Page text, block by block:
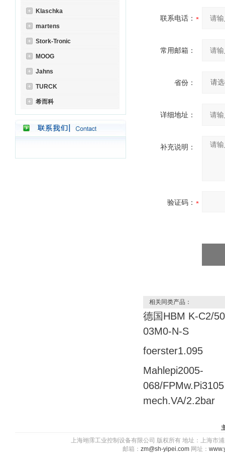
Klaschka
martens
Stork-Tronic
MOOG
Jahns
TURCK
希而科
联系电话：
常用邮箱：
省份：
详细地址：
补充说明：
验证码：
相关同类产品：
德国HBM K-C2/
03M0-N-S
foerster1.095
Mahlepi2005-
068/FPMw.Pi3105
mech.VA/2.2bar
上海翊霈工业控制设备有限公司 版权所有 地址：上海
邮箱： zm@sh-yipei.com 网址：